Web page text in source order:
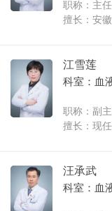
职称：主
擅长：安
癌协会肿
呼吸肿瘤
江雪莲
科室：血
职称：副
擅长：现
科进修学
医药》、
汪承武
科室：血